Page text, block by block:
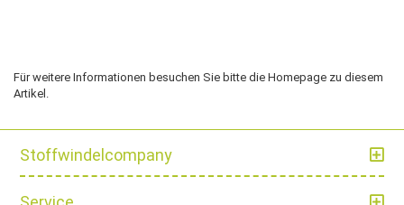
Für weitere Informationen besuchen Sie bitte die Homepage zu diesem
Artikel.
Stoffwindelcompany